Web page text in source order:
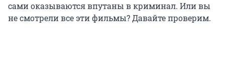
сами оказываются впутаны в криминал. Или вы
не смотрели все эти фильмы? Давайте проверим.